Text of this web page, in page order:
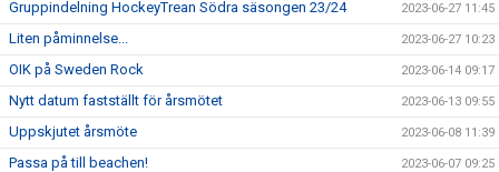
Gruppindelning HockeyTrean Södra säsongen 23/24 2023-06-27 11:45
Liten påminnelse... 2023-06-27 10:23
OIK på Sweden Rock 2023-06-14 09:17
Nytt datum fastställt för årsmötet 2023-06-13 09:55
Uppskjutet årsmöte 2023-06-08 11:39
Passa på till beachen! 2023-06-07 09:25